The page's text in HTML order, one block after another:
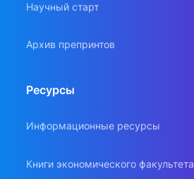
Научный старт
Архив препринтов
Ресурсы
Информационные ресурсы
Книги экономического факультета